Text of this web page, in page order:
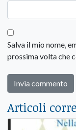
Salva il mio nome,
prossima volta che
Articoli